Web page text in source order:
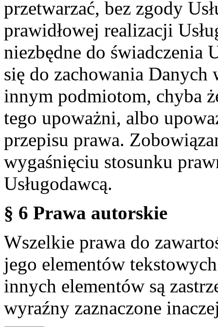
przetwarzać, bez zgody
prawidłowej realizacji
niezbędne do świadczenia
się do zachowania
innym podmiotom, chyba
tego upoważni, albo
przepisu prawa.
wygaśnięciu stosunku
Usługodawcą.
§ 6 Prawa autorskie
Wszelkie prawa do
jego elementów
innych elementów są
wyraźny zaznaczone